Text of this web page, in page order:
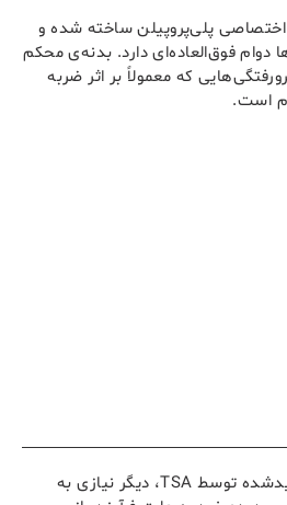
پلی‌پروپیلن ساخته شده و
دوام فوق‌العاده‌ای دارد. بدنه‌ی محکم
که معمولاً بر اثر ضربه
است.
با استفاده از قفل رمزی تأییدشده توسط TSA، دیگر نیازی به